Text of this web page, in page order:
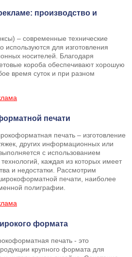
производство и
– современные технические
для изготовления
носителей. Благодаря
короба обеспечивают хорошую
время суток и при разном
печати
печать – изготовление
других информационных или
с использованием
каждая из которых имеет
и недостатки. Рассмотрим
печати, наиболее
полиграфии.
формата
печать - это
крупного формата для